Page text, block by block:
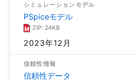
シミュレーションモデル
PSpiceモデル
ZIP: 24KB
2023年12月
信頼性情報
信頼性データ